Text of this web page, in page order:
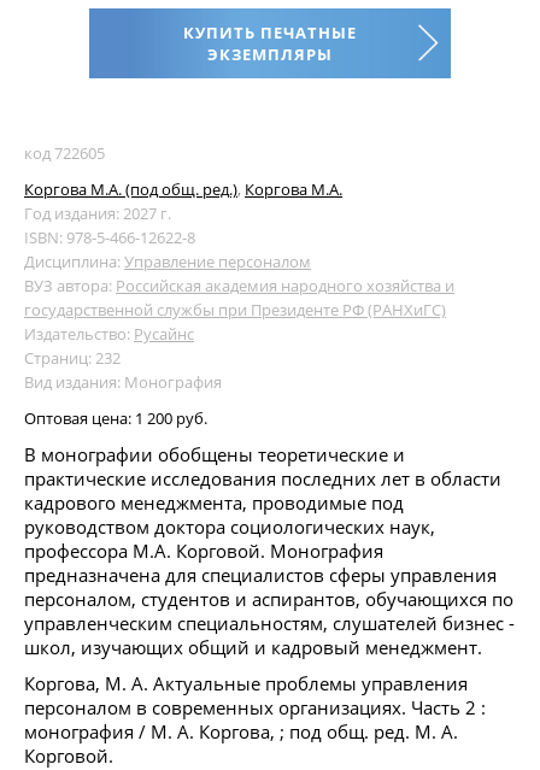
КУПИТЬ ПЕЧАТНЫЕ
ЭКЗЕМПЛЯРЫ
код 722605
Коргова М.А. (под общ. ред.), Коргова М.А.
Год издания: 2027 г.
ISBN: 978-5-466-12622-8
Дисциплина:Управление персоналом
ВУЗ автора: Российская академия народного хозяйства и
государственной службы при Президенте РФ (РАНХиГС)
Издательство: Русайнс
Страниц: 232
Вид издания: Монография
Оптовая цена: 1 200 руб.
В монографии обобщены теоретические и
практические исследования последних лет в области
кадрового менеджмента, проводимые под
руководством доктора социологических наук,
профессора М.А. Корговой. Монография
предназначена для специалистов сферы управления
персоналом, студентов и аспирантов, обучающихся по
управленческим специальностям, слушателей бизнес -
школ, изучающих общий и кадровый менеджмент.
Коргова, М. А. Актуальные проблемы управления
персоналом в современных организациях. Часть 2 :
монография / М. А. Коргова, ; под общ. ред. М. А.
Корговой.